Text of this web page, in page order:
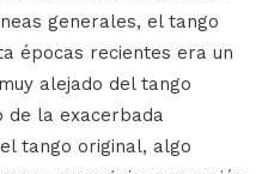
generales, el tango
épocas recientes era un
alejado del tango
de la exacerbada
tango original, algo